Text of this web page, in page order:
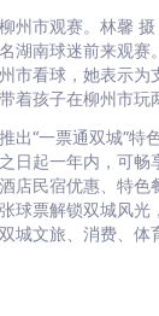
州市观赛。林馨 摄
南球迷前来观赛
市看球，她表示为
着孩子在柳州市玩
“一票通双城”特
日起一年内，可畅
店民宿优惠、特色
球票解锁双城风光
城文旅、消费、体